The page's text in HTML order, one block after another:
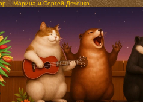
– Марина и Сергей Дяченко